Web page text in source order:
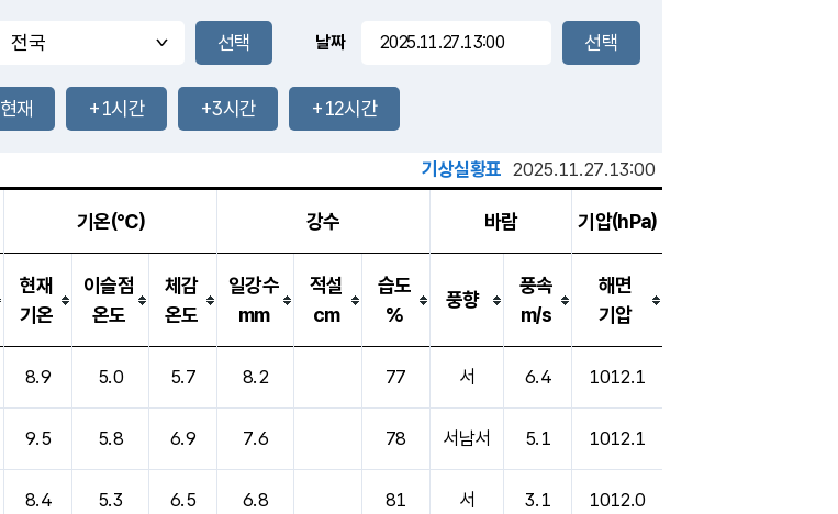
-mm
-mm
장호원
33.8
℃
38.0℃
1.1m/s
-mm
-mm
날짜
현재 +1시간 +3시간 +12시간
기상실황표 2025.11.27.13:00
기온(℃) 강수 바람 기압(hPa)
현재
기온
이슬점
온도
체감
온도
일강수
mm
적설
cm
습도
%
풍향
풍속
m/s
해면
기압
8.9 5.0 5.7 8.2 77 서 6.4 1012.1
9.5 5.8 6.9 7.6 78 서남서 5.1 1012.1
8.4 5.3 6.5 6.8 81 서 3.1 1012.0